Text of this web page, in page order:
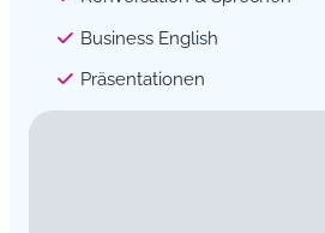
Business English
Präsentationen